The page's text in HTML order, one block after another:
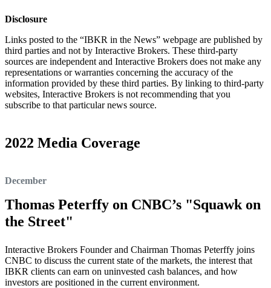
Disclosure
Links posted to the “IBKR in the News” webpage are published by
third parties and not by Interactive Brokers. These third-party
sources are independent and Interactive Brokers does not make any
representations or warranties concerning the accuracy of the
information provided by these third parties. By linking to third-party
websites, Interactive Brokers is not recommending that you
subscribe to that particular news source.
2022 Media Coverage
December
Thomas Peterffy on CNBC’s "Squawk on
the Street"
Interactive Brokers Founder and Chairman Thomas Peterffy joins
CNBC to discuss the current state of the markets, the interest that
IBKR clients can earn on uninvested cash balances, and how
investors are positioned in the current environment.